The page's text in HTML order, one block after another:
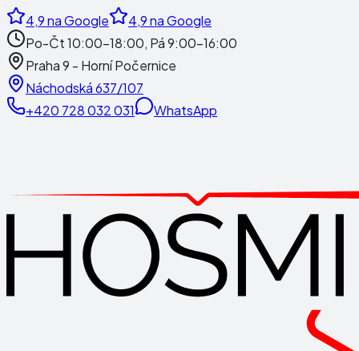
4,9na Google 4,9na Google
Po-Čt 10:00-18:00, Pá 9:00-16:00
Praha 9 - Horní Počernice
Náchodská 637/107
+420 728 032 031
WhatsApp